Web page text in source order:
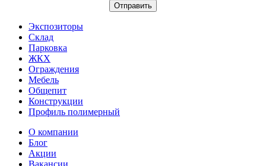
Отправить
Экспозиторы
Склад
Парковка
ЖКХ
Ограждения
Мебель
Общепит
Конструкции
Профиль полимерный
О компании
Блог
Акции